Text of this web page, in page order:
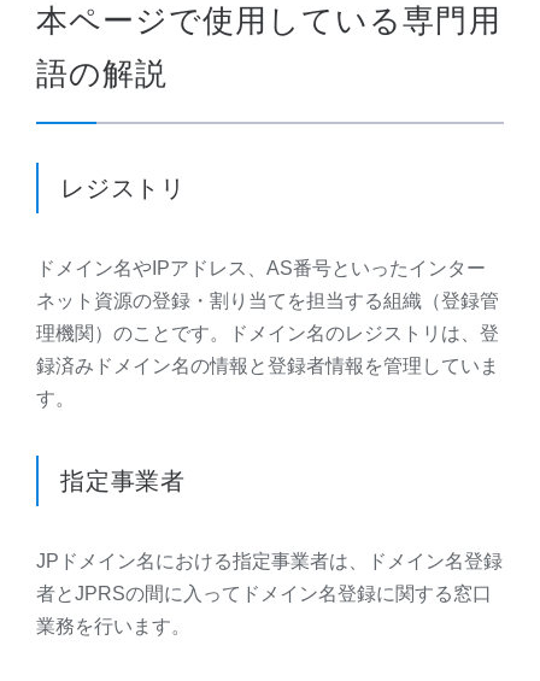
本ページで使用している専門用
語の解説
レジストリ
ドメイン名やIPアドレス、AS番号といったインター
ネット資源の登録・割り当てを担当する組織（登録管
理機関）のことです。ドメイン名のレジストリは、登
録済みドメイン名の情報と登録者情報を管理していま
す。
指定事業者
JPドメイン名における指定事業者は、ドメイン名登録
者とJPRSの間に入ってドメイン名登録に関する窓口
業務を行います。